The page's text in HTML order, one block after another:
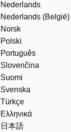
Nederlands
Nederlands (België)
Norsk
Polski
Português
Slovenčina
Suomi
Svenska
Türkçe
Ελληνικά
日本語